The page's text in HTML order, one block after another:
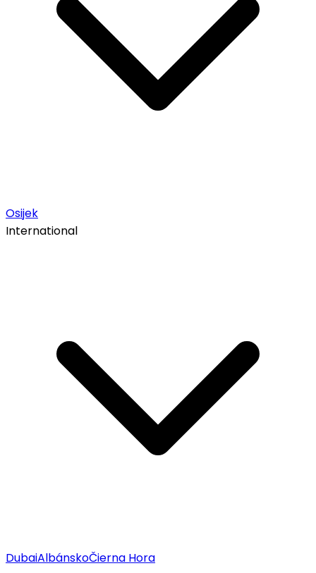
Osijek
International
DubaiAlbánskoČierna Hora